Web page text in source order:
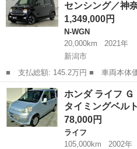
ター／Ｂ...
センシング／神
1,349,000円
N-WGN
20,000km
2021年
新潟市
■ 支払総額: 145.2万円 ■ 車両本体価格： 1,349,000 円 ■ メーカ
ー名： ホンダ ■ 車種名： Ｎ－Ｗ
名： Ｌ・ターボホンダセンシング
／ レーダー...
新潟 新潟市 N-WGN
ホンダ ライ
タイミングベ
78,000円
ライフ
105,000km
2002年